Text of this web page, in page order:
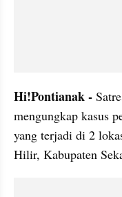
Hi!Pontianak -
mengungkap kasus
yang terjadi di 2
Hilir, Kabupaten